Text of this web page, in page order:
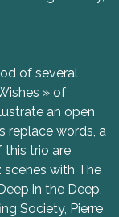
of several
» of
an open
replace words, a
this trio are
with The
in the Deep,
Society, Pierre